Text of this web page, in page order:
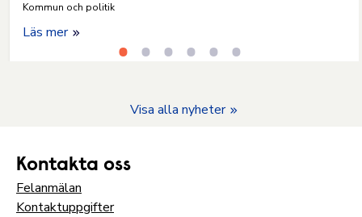
Kommun och politik
Läs mer
Visa alla nyheter
Kontakta oss
Felanmälan
Kontaktuppgifter